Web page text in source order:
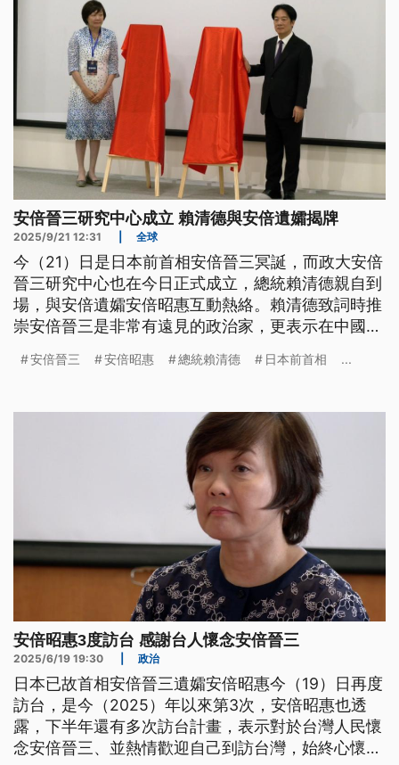
安倍晉三研究中心成立 賴清德與安倍遺孀揭牌
2025/9/21 12:31 全球
今（21）日是日本前首相安倍晉三冥誕，而政大安倍
晉三研究中心也在今日正式成立，總統賴清德親自到
場，與安倍遺孀安倍昭惠互動熱絡。賴清德致詞時推
崇安倍晉三是非常有遠見的政治家，更表示在中國武
歸功於安倍晉三的高瞻遠矚。
安倍晉三 安倍昭惠 總統賴清德 日本前首相 ...
安倍昭惠3度訪台 感謝台人懷念安倍晉三
2025/6/19 19:30 政治
日本已故首相安倍晉三遺孀安倍昭惠今（19）日再度
訪台，是今（2025）年以來第3次，安倍昭惠也透
露，下半年還有多次訪台計畫，表示對於台灣人民懷
念安倍晉三、並熱情歡迎自己到訪台灣，始終心懷感